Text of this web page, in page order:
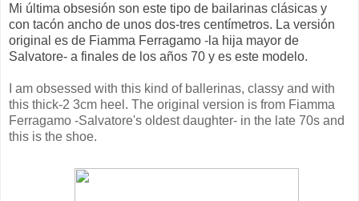
Mi última obsesión son este tipo de bailarinas clásicas y
con tacón ancho de unos dos-tres centímetros. La versión
original es de Fiamma Ferragamo -la hija mayor de
Salvatore- a finales de los años 70 y es este modelo.
I am obsessed with this kind of ballerinas, classy and with
this thick-2 3cm heel. The original version is from Fiamma
Ferragamo -Salvatore's oldest daughter- in the late 70s and
this is the shoe.